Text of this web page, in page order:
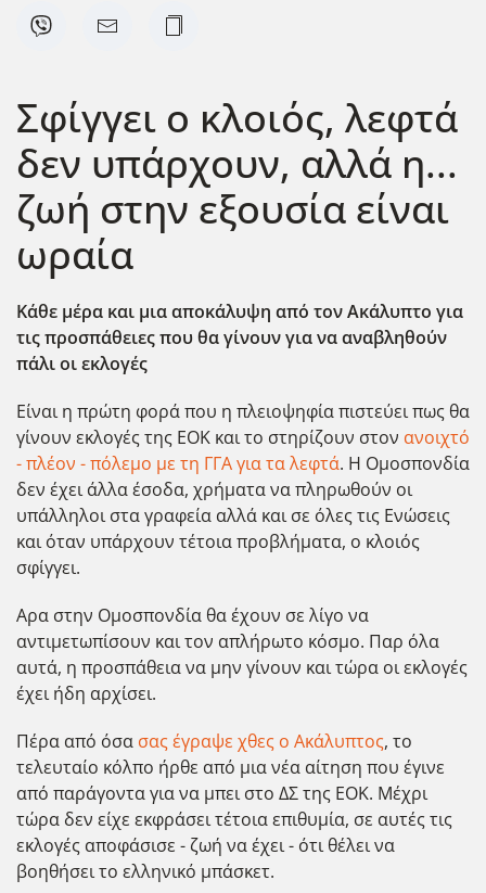
Σφίγγει ο κλοιός, λεφτά
δεν υπάρχουν, αλλά η...
ζωή στην εξουσία είναι
ωραία
Κάθε μέρα και μια αποκάλυψη από τον Ακάλυπτο για
τις προσπάθειες που θα γίνουν για να αναβληθούν
πάλι οι εκλογές
Είναι η πρώτη φορά που η πλειοψηφία πιστεύει πως θα
γίνουν εκλογές της ΕΟΚ και το στηρίζουν στον ανοιχτό
- πλέον - πόλεμο με τη ΓΓΑ για τα λεφτά. Η Ομοσπονδία
δεν έχει άλλα έσοδα, χρήματα να πληρωθούν οι
υπάλληλοι στα γραφεία αλλά και σε όλες τις Ενώσεις
και όταν υπάρχουν τέτοια προβλήματα, ο κλοιός
σφίγγει.
Αρα στην Ομοσπονδία θα έχουν σε λίγο να
αντιμετωπίσουν και τον απλήρωτο κόσμο. Παρ όλα
αυτά, η προσπάθεια να μην γίνουν και τώρα οι εκλογές
έχει ήδη αρχίσει.
Πέρα από όσα σας έγραψε χθες ο Ακάλυπτος, το
τελευταίο κόλπο ήρθε από μια νέα αίτηση που έγινε
από παράγοντα για να μπει στο ΔΣ της ΕΟΚ. Μέχρι
τώρα δεν είχε εκφράσει τέτοια επιθυμία, σε αυτές τις
εκλογές αποφάσισε - ζωή να έχει - ότι θέλει να
βοηθήσει το ελληνικό μπάσκετ.